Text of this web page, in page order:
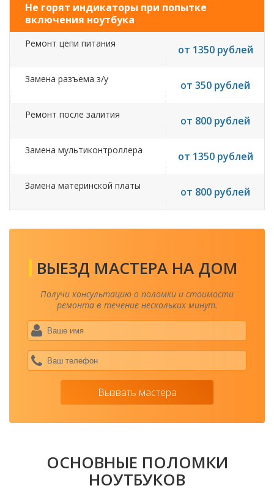
Не горят индикаторы при попытке
включения ноутбука
Ремонт цепи питания от 1350 рублей
Замена разъема з/у от 350 рублей
Ремонт после залития от 800 рублей
Замена мультиконтроллера от 1350 рублей
Замена материнской платы от 800 рублей
ВЫЕЗД МАСТЕРА НА ДОМ
Получи консультацию о поломки и стоимости
ремонта в течение нескольких минут.
Вызвать мастера
ОСНОВНЫЕ ПОЛОМКИ
НОУТБУКОВ